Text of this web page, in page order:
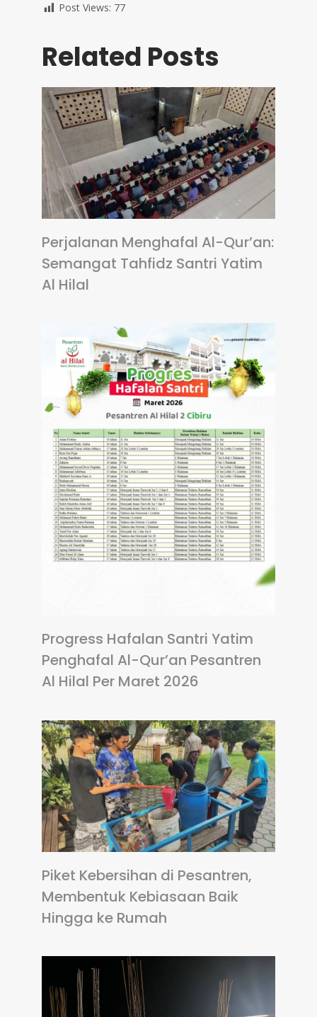
Post Views: 77
Related Posts
Perjalanan Menghafal Al-Qur’an:
Semangat Tahfidz Santri Yatim
Al Hilal
Progress Hafalan Santri Yatim
Penghafal Al-Qur’an Pesantren
Al Hilal Per Maret 2026
Piket Kebersihan di Pesantren,
Membentuk Kebiasaan Baik
Hingga ke Rumah